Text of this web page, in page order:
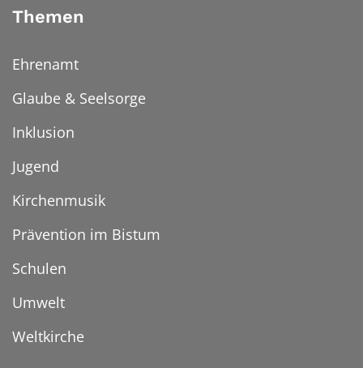
Themen
Ehrenamt
Glaube & Seelsorge
Inklusion
Jugend
Kirchenmusik
Prävention im Bistum
Schulen
Umwelt
Weltkirche